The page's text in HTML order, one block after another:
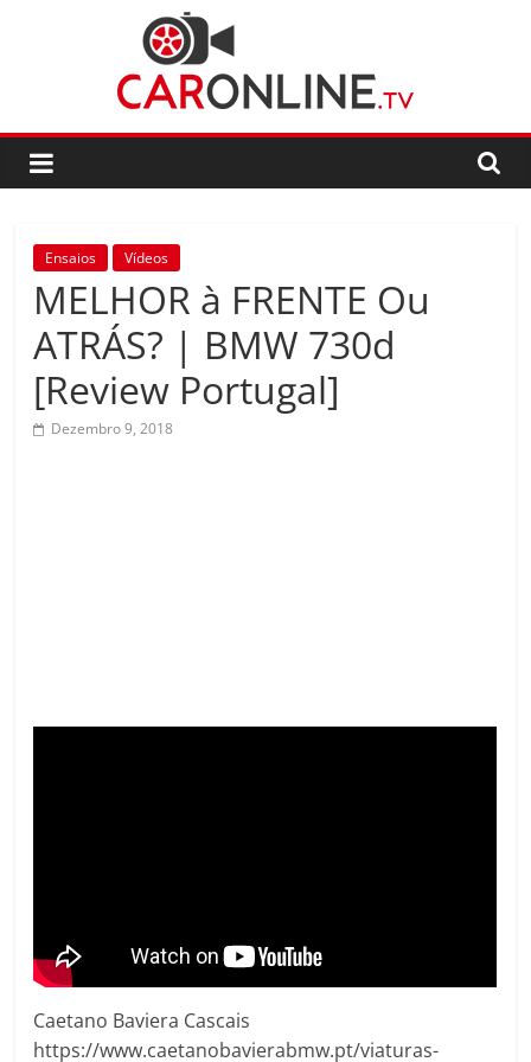
CarOnline.TV
CarOnline.TV
Ensaios
Automóvel
em
Português
Ensaios Vídeos
MELHOR à FRENTE Ou
ATRÁS? | BMW 730d
[Review Portugal]
Dezembro 9, 2018
Caetano Baviera Cascais
https://www.caetanobavierabmw.pt/viaturas-